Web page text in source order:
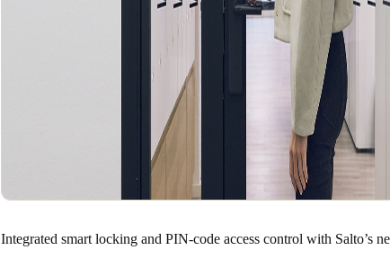
Integrated smart locking and PIN-code access control with Salto’s